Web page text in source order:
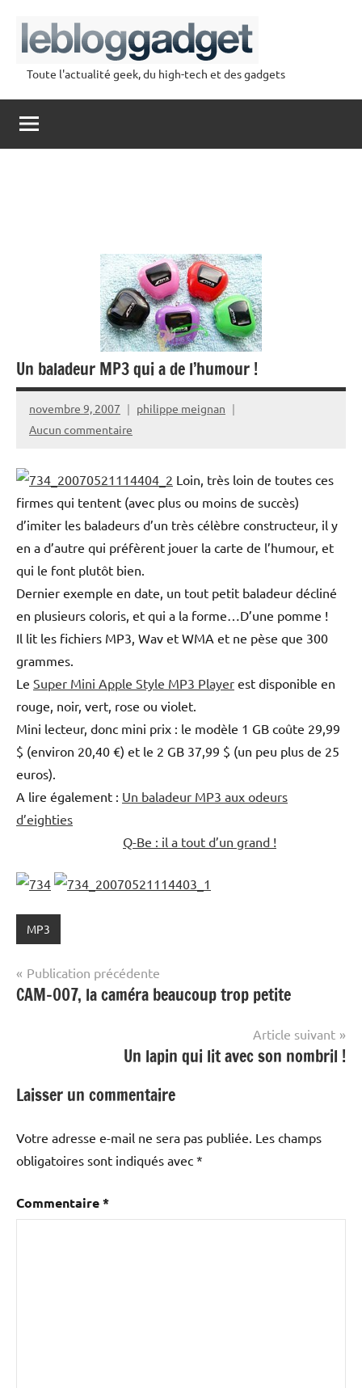
contenu
lebloggadget
Toute l'actualité geek, du high-tech et des gadgets
Un baladeur MP3 qui a de l’humour !
novembre 9, 2007
philippe meignan
Aucun commentaire
Loin, très loin de toutes ces
firmes qui tentent (avec plus ou moins de succès)
d’imiter les baladeurs d’un très célèbre constructeur, il y
en a d’autre qui préfèrent jouer la carte de l’humour, et
qui le font plutôt bien.
Dernier exemple en date, un tout petit baladeur décliné
en plusieurs coloris, et qui a la forme…D’une pomme !
Il lit les fichiers MP3, Wav et WMA et ne pèse que 300
grammes.
Le Super Mini Apple Style MP3 Player est disponible en
rouge, noir, vert, rose ou violet.
Mini lecteur, donc mini prix : le modèle 1 GB coûte 29,99
$ (environ 20,40 €) et le 2 GB 37,99 $ (un peu plus de 25
euros).
A lire également : Un baladeur MP3 aux odeurs
d’eighties
Q-Be : il a tout d’un grand !
MP3
Navigation
de
Publication précédente
CAM-007, la caméra beaucoup trop petite
Article suivant
Un lapin qui lit avec son nombril !
Laisser un commentaire
Votre adresse e-mail ne sera pas publiée. Les champs
obligatoires sont indiqués avec *
Commentaire*